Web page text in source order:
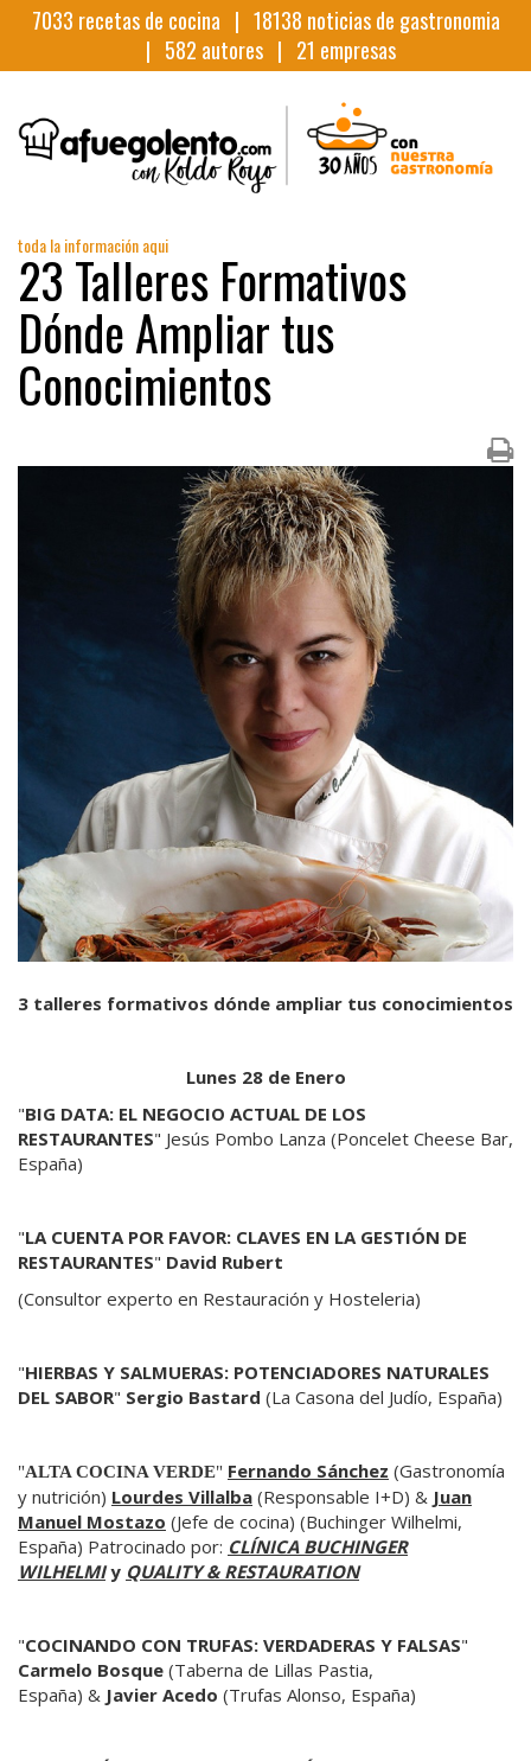
7033 recetas de cocina | 18138 noticias de gastronomia
| 582 autores | 21 empresas
toda la información aqui
23 Talleres Formativos
Dónde Ampliar tus
Conocimientos
3 talleres formativos dónde ampliar tus conocimientos
Lunes 28 de Enero
"BIG DATA: EL NEGOCIO ACTUAL DE LOS
RESTAURANTES" Jesús Pombo Lanza (Poncelet Cheese Bar,
España)
"LA CUENTA POR FAVOR: CLAVES EN LA GESTIÓN DE
RESTAURANTES" David Rubert
(Consultor experto en Restauración y Hosteleria)
"HIERBAS Y SALMUERAS: POTENCIADORES NATURALES
DEL SABOR" Sergio Bastard (La Casona del Judío, España)
"ALTA COCINA VERDE" Fernando Sánchez (Gastronomía
y nutrición) Lourdes Villalba (Responsable I+D) & Juan
Manuel Mostazo (Jefe de cocina) (Buchinger Wilhelmi,
España) Patrocinado por: CLÍNICA BUCHINGER
WILHELMIy QUALITY & RESTAURATION
"COCINANDO CON TRUFAS: VERDADERAS Y FALSAS"
Carmelo Bosque (Taberna de Lillas Pastia,
España) & Javier Acedo (Trufas Alonso, España)